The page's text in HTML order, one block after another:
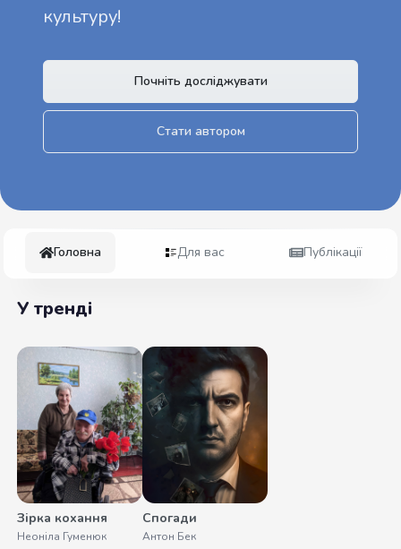
культуру!
Почніть досліджувати
Стати автором
Головна Для вас Публікації
У тренді
Зірка кохання
Неоніла Гуменюк
Спогади
Антон Бек